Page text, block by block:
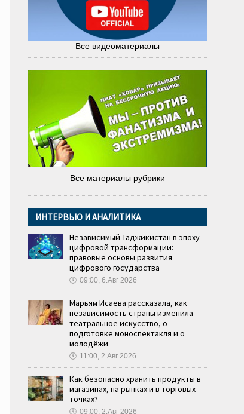
Все видеоматериалы
Все материалы рубрики
ИНТЕРВЬЮ И АНАЛИТИКА
Независимый Таджикистан в эпоху
цифровой трансформации:
правовые основы развития
цифрового государства
🕔 09:00, 6.Авг 2026
Марьям Исаева рассказала, как
независимость страны изменила
театральное искусство, о
подготовке моноспектакля и о
молодёжи
🕔 11:00, 2.Авг 2026
Как безопасно хранить продукты в
магазинах, на рынках и в торговых
точках?
🕔 09:00, 2.Авг 2026